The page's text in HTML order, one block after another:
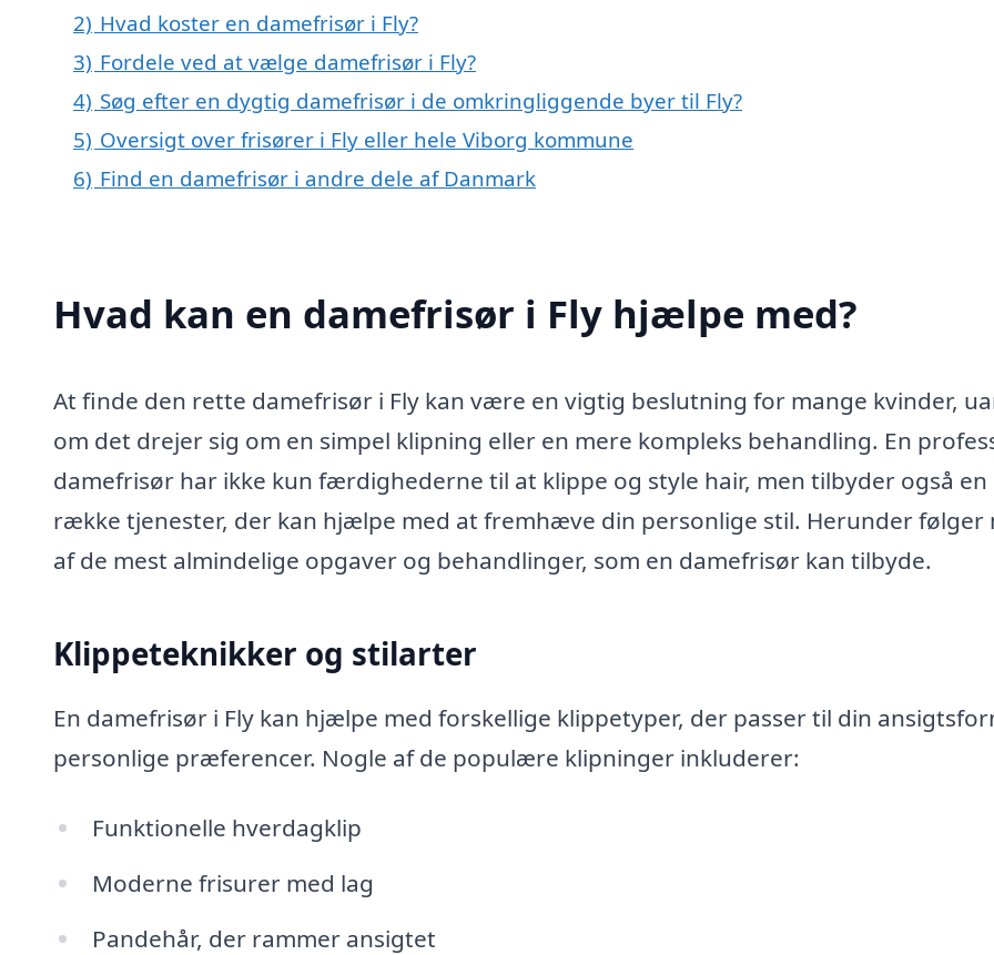
2) Hvad koster en damefrisør i Fly?
3) Fordele ved at vælge damefrisør i Fly?
4) Søg efter en dygtig damefrisør i de omkringliggende byer til Fly?
5) Oversigt over frisører i Fly eller hele Viborg kommune
6) Find en damefrisør i andre dele af Danmark
Hvad kan en damefrisør i Fly hjælpe med?
At finde den rette damefrisør i Fly kan være en vigtig beslutning for mange kvinder,
om det drejer sig om en simpel klipning eller en mere kompleks behandling. En
damefrisør har ikke kun færdighederne til at klippe og style hair, men tilbyder også en
række tjenester, der kan hjælpe med at fremhæve din personlige stil. Herunder følger
af de mest almindelige opgaver og behandlinger, som en damefrisør kan tilbyde.
Klippeteknikker og stilarter
En damefrisør i Fly kan hjælpe med forskellige klippetyper, der passer til din
personlige præferencer. Nogle af de populære klipninger inkluderer:
Funktionelle hverdagklip
Moderne frisurer med lag
Pandehår, der rammer ansigtet